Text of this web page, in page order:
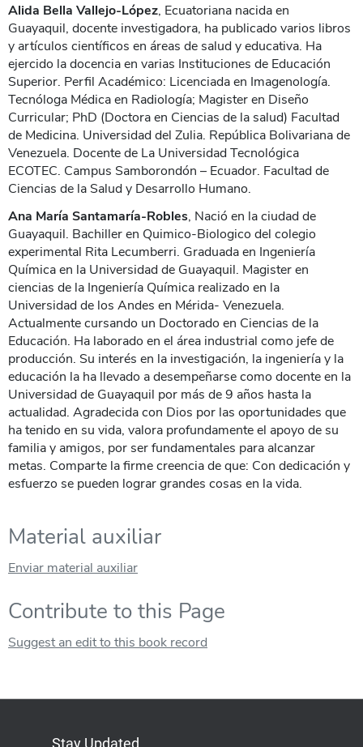
Alida Bella Vallejo-López, Ecuatoriana nacida en
Guayaquil, docente investigadora, ha publicado varios libros
y artículos científicos en áreas de salud y educativa. Ha
ejercido la docencia en varias Instituciones de Educación
Superior. Perfil Académico: Licenciada en Imagenología.
Tecnóloga Médica en Radiología; Magister en Diseño
Curricular; PhD (Doctora en Ciencias de la salud) Facultad
de Medicina. Universidad del Zulia. República Bolivariana de
Venezuela. Docente de La Universidad Tecnológica
ECOTEC. Campus Samborondón – Ecuador. Facultad de
Ciencias de la Salud y Desarrollo Humano.
Ana María Santamaría-Robles, Nació en la ciudad de
Guayaquil. Bachiller en Quimico-Biologico del colegio
experimental Rita Lecumberri. Graduada en Ingeniería
Química en la Universidad de Guayaquil. Magister en
ciencias de la Ingeniería Química realizado en la
Universidad de los Andes en Mérida- Venezuela.
Actualmente cursando un Doctorado en Ciencias de la
Educación. Ha laborado en el área industrial como jefe de
producción. Su interés en la investigación, la ingeniería y la
educación la ha llevado a desempeñarse como docente en la
Universidad de Guayaquil por más de 9 años hasta la
actualidad. Agradecida con Dios por las oportunidades que
ha tenido en su vida, valora profundamente el apoyo de su
familia y amigos, por ser fundamentales para alcanzar
metas. Comparte la firme creencia de que: Con dedicación y
esfuerzo se pueden lograr grandes cosas en la vida.
Material auxiliar
Enviar material auxiliar
Contribute to this Page
Suggest an edit to this book record
Stay Updated